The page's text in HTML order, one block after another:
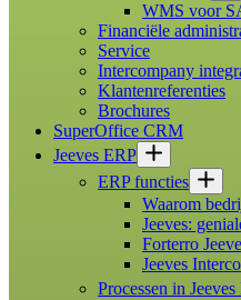
WMS voor
Financiële
Service
Intercompany
Klantenreferenties
Brochures
SuperOffice CRM
Jeeves ERP
ERP functies
Waarom
Jeeves:
Forterro
Jeeves
Processen in